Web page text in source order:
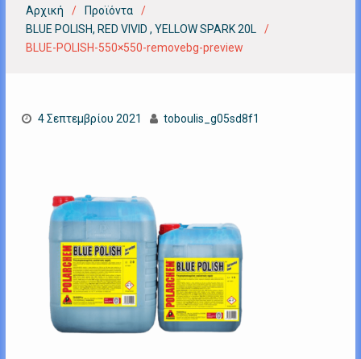
Αρχική
Προϊόντα
BLUE POLISH, RED VIVID , YELLOW SPARK 20L
BLUE-POLISH-550×550-removebg-preview
4 Σεπτεμβρίου 2021 toboulis_g05sd8f1